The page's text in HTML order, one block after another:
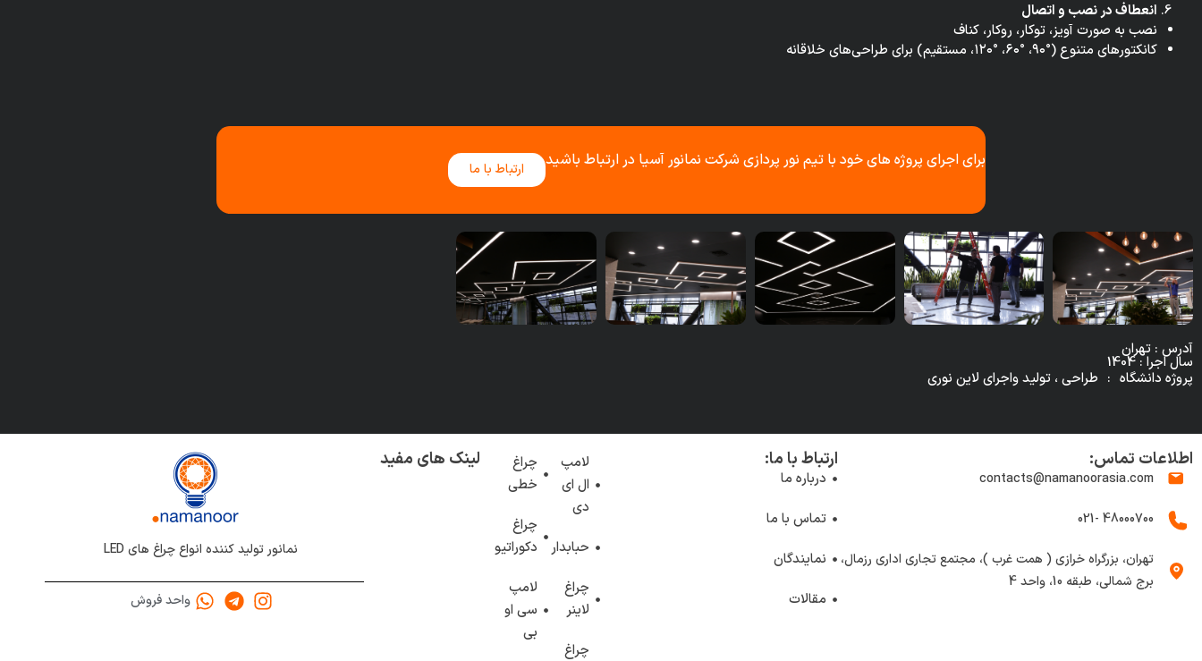
انعطاف در نصب و اتصال
نصب به صورت آویز، توکار، روکار، کناف
کانکتورهای متنوع (°۹۰، °۶۰، °۱۲۰، مستقیم) برای طراحی‌های خلاقانه
برای اجرای پروژه های خود با تیم نور پردازی شرکت نمانور آسیا در ارتباط باشید ارتباط با ما
آدرس : تهران
سال اجرا : 1404
پروژه دانشگاه : طراحی ، تولید واجرای لاین نوری
اطلاعات تماس:
contacts@namanoorasia.com
48000700 -021
تهران، بزرگراه خرازی ( همت غرب )، مجتمع تجاری اداری رزمال،
برج شمالی، طبقه 10، واحد 4
ارتباط با ما:
درباره ما
تماس با ما
نمایندگان
مقالات
لینک های مفید
چراغ
خطی
چراغ
دکوراتیو
لامپ
سی او
بی
لامپ
ال ای
دی
حبابدار
چراغ
لاینر
چراغ
نمانور تولید کننده انواع چراغ های LED
واحد فروش